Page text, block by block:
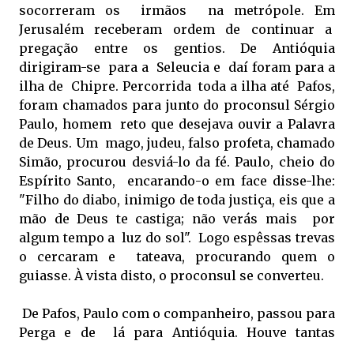
socorreram os irmãos na metrópole. Em
Jerusalém receberam ordem de continuar a
pregação entre os gentios. De Antióquia
dirigiram-se para a Seleucia e daí foram para a
ilha de Chipre. Percorrida toda a ilha até Pafos,
foram chamados para junto do proconsul Sérgio
Paulo, homem reto que desejava ouvir a Palavra
de Deus. Um mago, judeu, falso profeta, chamado
Simão, procurou desviá-lo da fé. Paulo, cheio do
Espírito Santo, encarando-o em face disse-lhe:
"Filho do diabo, inimigo de toda justiça, eis que a
mão de Deus te castiga; não verás mais por
algum tempo a luz do sol". Logo espêssas trevas
o cercaram e tateava, procurando quem o
guiasse. À vista disto, o proconsul se converteu.
De Pafos, Paulo com o companheiro, passou para
Perga e de lá para Antióquia. Houve tantas